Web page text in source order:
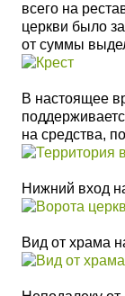
всего на
церкви было
от суммы
В настоящее
на средства,
Нижний вход
Вид от храма